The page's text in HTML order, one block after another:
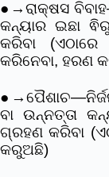
●→ରାକ୍ଷସ
କନ୍ୟାର ଇଛା
କରିବା
କରିନେବା, ହରଣ
ବା ଉନ୍ନତ୍ତା
ଗ୍ରହଣ କରିବା
କରୁଅଛି)